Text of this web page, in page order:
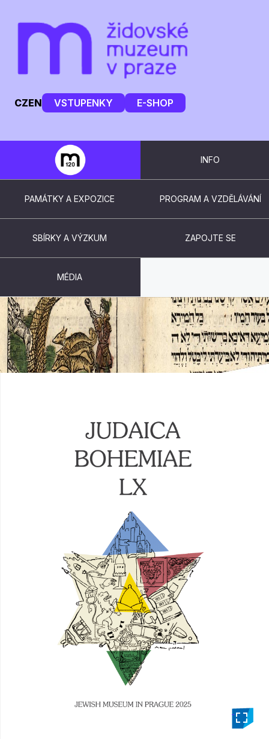
CZEN VSTUPENKY E-SHOP
INFO
PAMÁTKY A EXPOZICE PROGRAM A VZDĚLÁVÁNÍ
SBÍRKY A VÝZKUM ZAPOJTE SE
MÉDIA
JUDAICA BOHEMIAE LX